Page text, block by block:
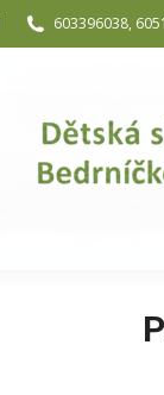
603396038,
Úvod O nás O